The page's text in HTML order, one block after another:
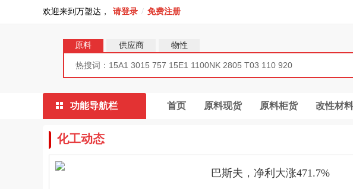
欢迎来到万塑达， 请登录 / 免费注册
原料 供应商 物性
功能导航栏 首页 原料现货 原料柜货 改性材料
化工动态
巴斯夫，净利大涨471.7%